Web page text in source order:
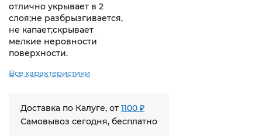
отлично укрывает в 2
слоя;не разбрызгивается,
не капает;скрывает
мелкие неровности
поверхности.
Все характеристики
Доставка по Калуге, от 1100 ₽
Самовывоз сегодня, бесплатно